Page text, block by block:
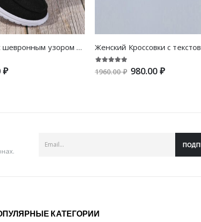
Женский Обувь с шевронным узором на шнурках повседневный спортивный наружный тканый
₽ 1960.00 ₽ 980.00 ₽
КАТЕГОРИИ